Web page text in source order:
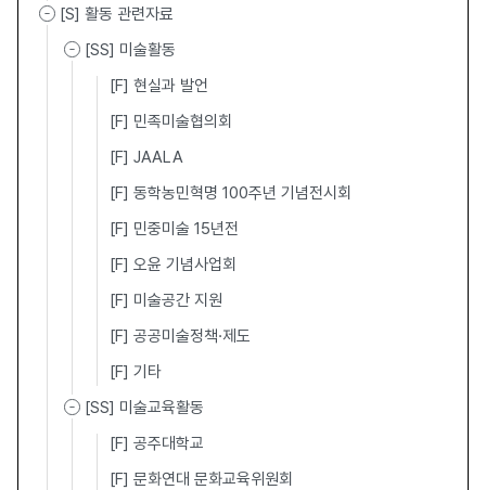
[S] 활동 관련자료
[SS] 미술활동
[F] 현실과 발언
[F] 민족미술협의회
[F] JAALA
[F] 동학농민혁명 100주년 기념전시회
[F] 민중미술 15년전
[F] 오윤 기념사업회
[F] 미술공간 지원
[F] 공공미술정책·제도
[F] 기타
[SS] 미술교육활동
[F] 공주대학교
[F] 문화연대 문화교육위원회